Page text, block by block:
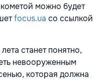
можно будет
focus.ua со ссылкой
станет понятно,
невооруженным
которая должна